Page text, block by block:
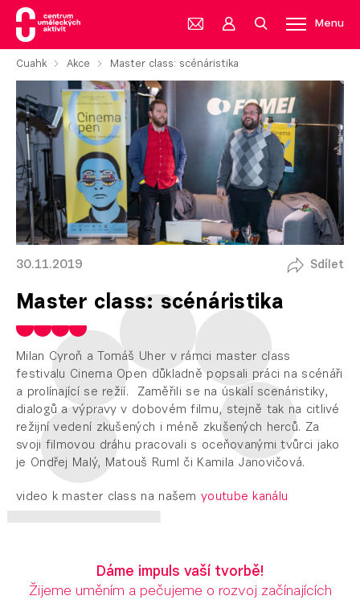
Menu
Cuahk Akce Master class: scénáristika
30.11.2019 Sdílet
Master class: scénáristika
Milan Cyroň a Tomáš Uher v rámci master class
festivalu Cinema Open důkladně popsali práci na scénáři
a prolínající se režií. Zaměřili se na úskalí scenáristiky,
dialogů a výpravy v dobovém filmu, stejně tak na citlivé
režijní vedení zkušených i méně zkušených herců. Za
svoji filmovou dráhu pracovali s oceňovanými tvůrci jako
je Ondřej Malý, Matouš Ruml či Kamila Janovičová.
video k master class na našemyoutube kanálu
Dáme impuls vaší tvorbě!
Žijeme uměním a pečujeme o rozvoj začínajících